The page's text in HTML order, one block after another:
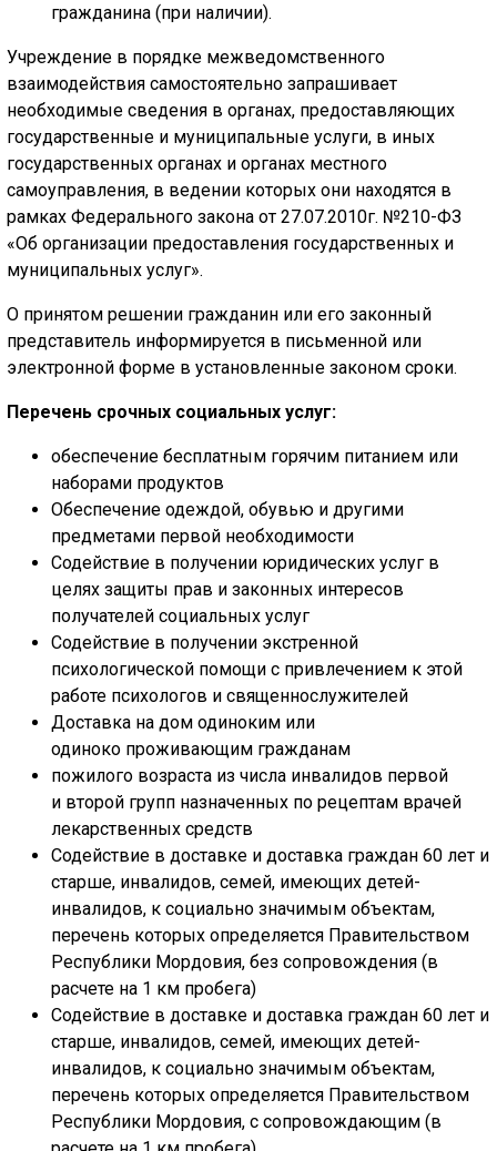
гражданина (при наличии).
Учреждение в порядке межведомственного
взаимодействия самостоятельно запрашивает
необходимые сведения в органах, предоставляющих
государственные и муниципальные услуги, в иных
государственных органах и органах местного
самоуправления, в ведении которых они находятся в
рамках Федерального закона от 27.07.2010г. №210-ФЗ
«Об организации предоставления государственных и
муниципальных услуг».
О принятом решении гражданин или его законный
представитель информируется в письменной или
электронной форме в установленные законом сроки.
Перечень срочных социальных услуг:
обеспечение бесплатным горячим питанием или
наборами продуктов
Обеспечение одеждой, обувью и другими
предметами первой необходимости
Содействие в получении юридических услуг в
целях защиты прав и законных интересов
получателей социальных услуг
Содействие в получении экстренной
психологической помощи с привлечением к этой
работе психологов и священнослужителей
Доставка на дом одиноким или
одиноко проживающим гражданам
пожилого возраста из числа инвалидов первой
и второй групп назначенных по рецептам врачей
лекарственных средств
Содействие в доставке и доставка граждан 60 лет и
старше, инвалидов, семей, имеющих детей-
инвалидов, к социально значимым объектам,
перечень которых определяется Правительством
Республики Мордовия, без сопровождения (в
расчете на 1 км пробега)
Содействие в доставке и доставка граждан 60 лет и
старше, инвалидов, семей, имеющих детей-
инвалидов, к социально значимым объектам,
перечень которых определяется Правительством
Республики Мордовия, с сопровождающим (в